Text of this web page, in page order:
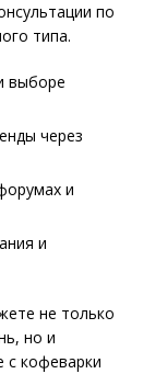
по
типа.
выборе
через
и
и
не только
но и
с кофеварки